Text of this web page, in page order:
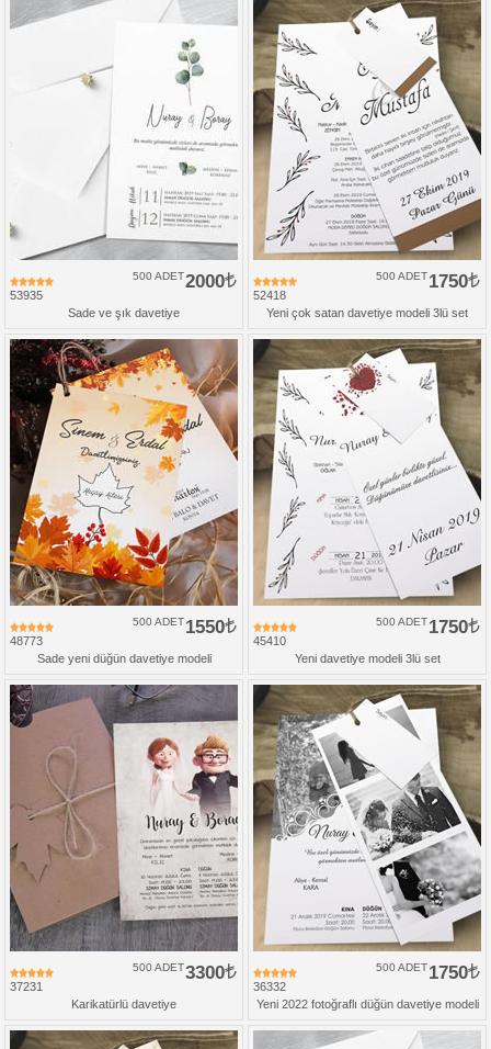
53935
2000
500 ADET
Sade ve şık davetiye
52418
1750
500 ADET
Yeni çok satan davetiye modeli 3lü set
48773
1550
500 ADET
Sade yeni düğün davetiye modeli
45410
1750
500 ADET
Yeni davetiye modeli 3lü set
37231
3300
500 ADET
Karikatürlü davetiye
36332
1750
500 ADET
Yeni 2022 fotoğraflı düğün davetiye modeli